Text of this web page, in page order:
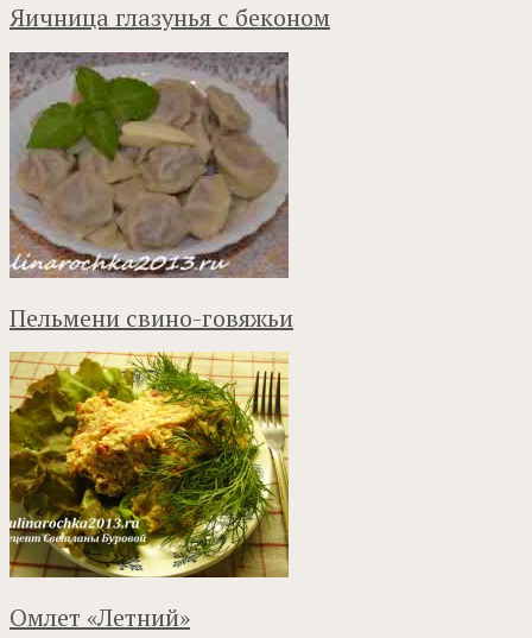
Яичница глазунья с беконом
Пельмени свино-говяжьи
Омлет «Летний»